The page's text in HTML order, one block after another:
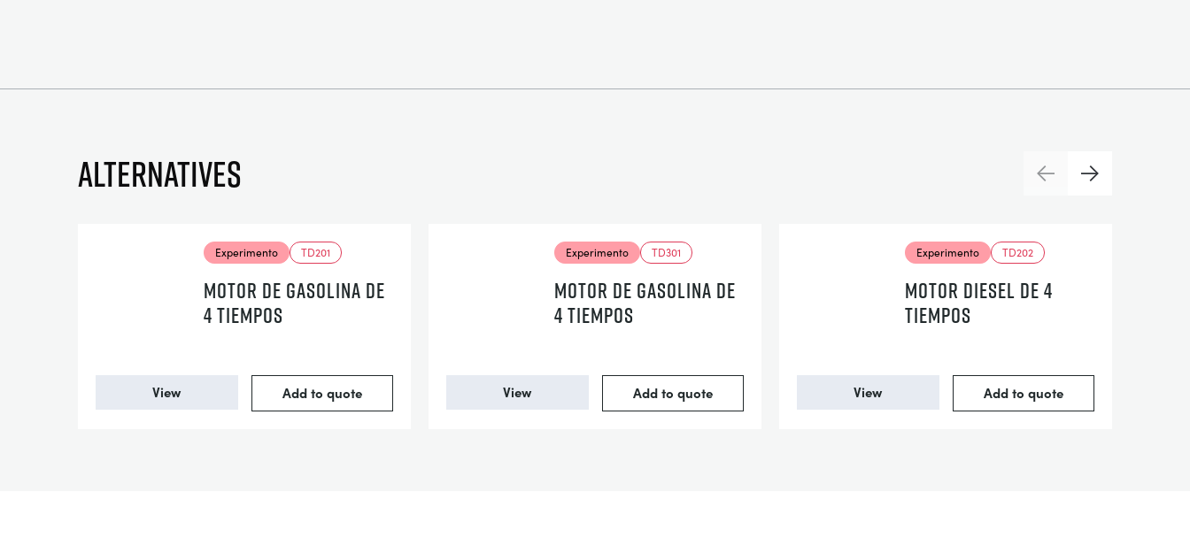
Alternatives PreviousNext
Experimento TD201
MOTOR DE GASOLINA DE
4 TIEMPOS
View Add to quote
Experimento TD301
MOTOR DE GASOLINA DE
4 TIEMPOS
View Add to quote
Experimento TD202
MOTOR DIESEL DE 4
TIEMPOS
View Add to quote